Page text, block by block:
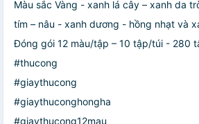
Màu sắc Vàng - xanh lá cây – xanh da
tím – nâu - xanh dương - hồng nhạt và
Đóng gói 12 màu/tập – 10 tập/túi - 280
#thucong
#giaythucong
#giaythuconghongha
#giaythucong12mau